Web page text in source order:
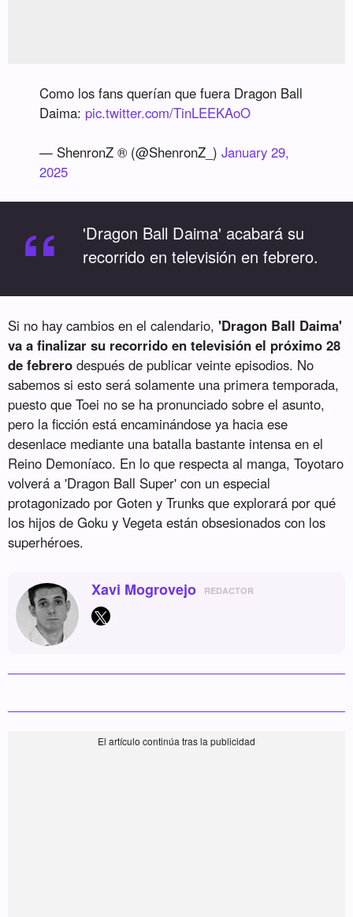
Como los fans querían que fuera Dragon Ball
Daima: pic.twitter.com/TinLEEKAoO
— ShenronZ ® (@ShenronZ_)January 29,
2025
“
'Dragon Ball Daima' acabará su
recorrido en televisión en febrero.
Si no hay cambios en el calendario,'Dragon Ball Daima'
va a finalizar su recorrido en televisión el próximo 28
de febrero después de publicar veinte episodios. No
sabemos si esto será solamente una primera temporada,
puesto que Toei no se ha pronunciado sobre el asunto,
pero la ficción está encaminándose ya hacia ese
desenlace mediante una batalla bastante intensa en el
Reino Demoníaco. En lo que respecta al manga, Toyotaro
volverá a 'Dragon Ball Super' con un especial
protagonizado por Goten y Trunks que explorará por qué
los hijos de Goku y Vegeta están obsesionados con los
superhéroes.
Xavi Mogrovejo REDACTOR